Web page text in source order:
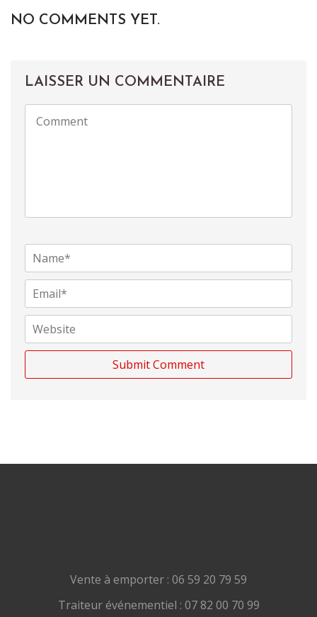
NO COMMENTS YET.
LAISSER UN COMMENTAIRE
Vente à emporter : 06 59 20 79 59
Traiteur événementiel : 07 82 00 70 99